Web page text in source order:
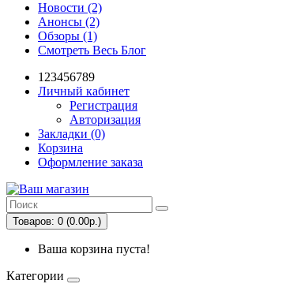
Новости (2)
Анонсы (2)
Обзоры (1)
Смотреть Весь Блог
123456789
Личный кабинет
Регистрация
Авторизация
Закладки (0)
Корзина
Оформление заказа
Товаров: 0 (0.00р.)
Ваша корзина пуста!
Категории